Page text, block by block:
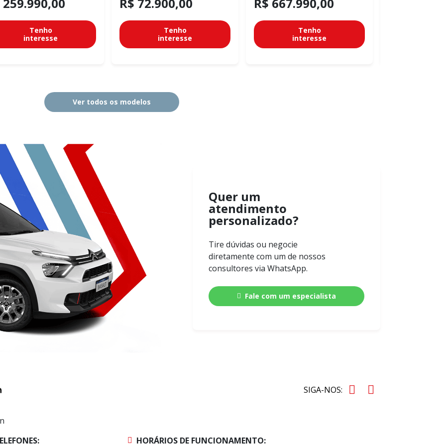
Tenho
interesse
Tenho
interesse
Tenho
interesse
Ver todos os modelos
Quer um
atendimento
personalizado?
Tire dúvidas ou negocie
diretamente com um de nossos
consultores via WhatsApp.
Fale com um especialista
SIGA-NOS:
HORÁRIOS DE FUNCIONAMENTO: